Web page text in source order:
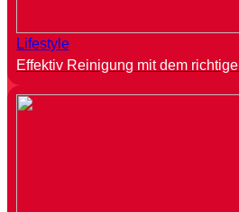
Lifestyle
Effektiv Reinigung mit dem